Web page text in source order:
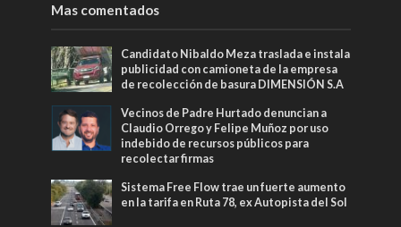
Mas comentados
Candidato Nibaldo Meza traslada e instala
publicidad con camioneta de la empresa
de recolección de basura DIMENSIÓN S.A
Vecinos de Padre Hurtado denuncian a
Claudio Orrego y Felipe Muñoz por uso
indebido de recursos públicos para
recolectar firmas
Sistema Free Flow trae un fuerte aumento
en la tarifa en Ruta 78, ex Autopista del Sol